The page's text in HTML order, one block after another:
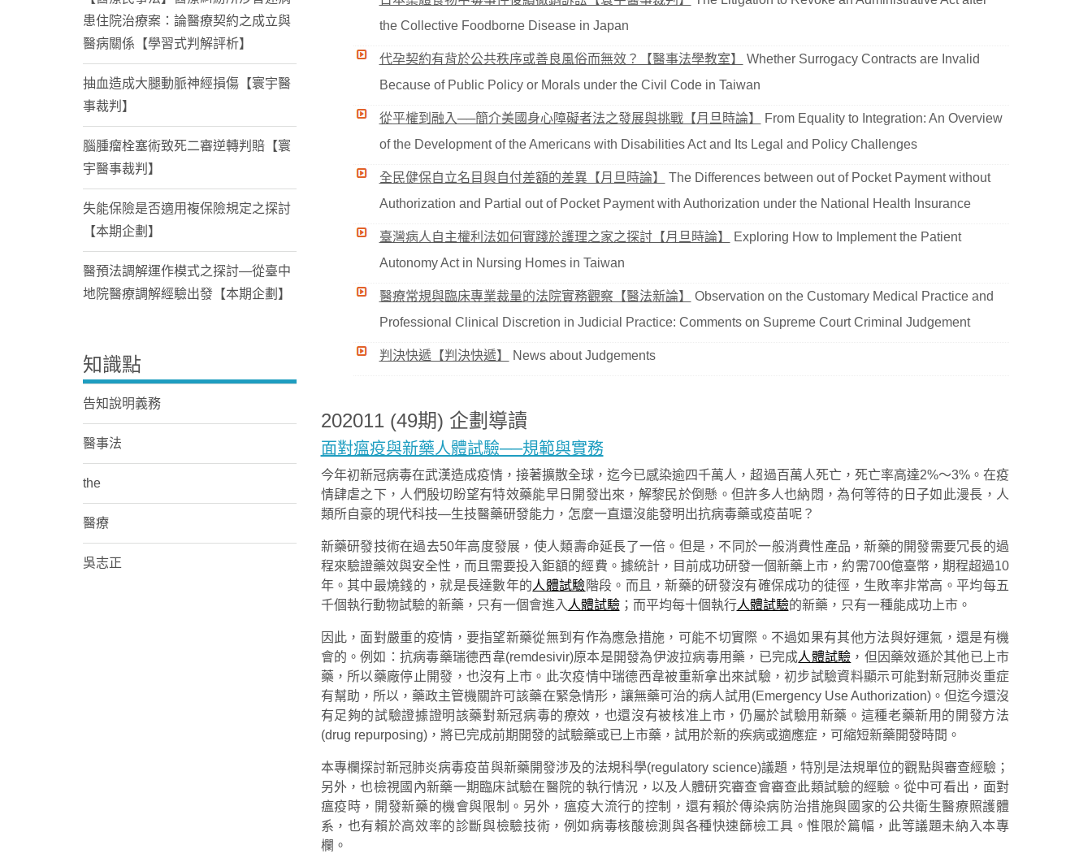
the Collective Foodborne Disease in Japan
代孕契約有背於公共秩序或善良風俗而無效？【醫事法學教室】
Whether Surrogacy Contracts are Invalid
Because of Public Policy or Morals under the Civil Code in Taiwan
從平權到融入──簡介美國身心障礙者法之發展與挑戰【月旦時論】
From Equality to Integration: An Overview
of the Development of the Americans with Disabilities Act and Its Legal and Policy Challenges
全民健保自立名目與自付差額的差異【月旦時論】
The Differences between out of Pocket Payment without
Authorization and Partial out of Pocket Payment with Authorization under the National Health Insurance
臺灣病人自主權利法如何實踐於護理之家之探討【月旦時論】
Exploring How to Implement the Patient
Autonomy Act in Nursing Homes in Taiwan
醫療常規與臨床專業裁量的法院實務觀察【醫法新論】
Observation on the Customary Medical Practice and
Professional Clinical Discretion in Judicial Practice: Comments on Supreme Court Criminal Judgement
判決快遞【判決快遞】 News about Judgements
202011 (49期) 企劃導讀
面對瘟疫與新藥人體試驗──規範與實務
今年初新冠病毒在武漢造成疫情，接著擴散全球，迄今已感染逾四千萬人，超過百萬人死亡，死亡率高達2%～3%。在疫
情肆虐之下，人們殷切盼望有特效藥能早日開發出來，解黎民於倒懸。但許多人也納悶，為何等待的日子如此漫長，人
類所自豪的現代科技—生技醫藥研發能力，怎麼一直還沒能發明出抗病毒藥或疫苗呢？
新藥研發技術在過去50年高度發展，使人類壽命延長了一倍。但是，不同於一般消費性產品，新藥的開發需要冗長的過
程來驗證藥效與安全性，而且需要投入鉅額的經費。據統計，目前成功研發一個新藥上市，約需700億臺幣，期程超過10
年。其中最燒錢的，就是長達數年的人體試驗 階段。而且，新藥的研發沒有確保成功的徒徑，生敗率非常高。平均每五
千個執行動物試驗的新藥，只有一個會進入 人體試驗；而平均每十個執行人體試驗的新藥，只有一種能成功上市。
因此，面對嚴重的疫情，要指望新藥從無到有作為應急措施，可能不切實際。不過如果有其他方法與好運氣，還是有機
會的。例如：抗病毒藥瑞德西韋(remdesivir)原本是開發為伊波拉病毒用藥，已完成人體試驗 ，但因藥效遜於其他已上市
藥，所以藥廠停止開發，也沒有上市。此次疫情中瑞德西韋被重新拿出來試驗，初步試驗資料顯示可能對新冠肺炎重症
有幫助，所以，藥政主管機關許可該藥在緊急情形，讓無藥可治的病人試用(Emergency Use Authorization)。但迄今還沒
有足夠的試驗證據證明該藥對新冠病毒的療效，也還沒有被核准上市，仍屬於試驗用新藥。這種老藥新用的開發方法
(drug repurposing)，將已完成前期開發的試驗藥或已上市藥，試用於新的疾病或適應症，可縮短新藥開發時間。
本專欄探討新冠肺炎病毒疫苗與新藥開發涉及的法規科學(regulatory science)議題，特別是法規單位的觀點與審查經驗；
另外，也檢視國內新藥一期臨床試驗在醫院的執行情況，以及人體研究審查會審查此類試驗的經驗。從中可看出，面對
瘟疫時，開發新藥的機會與限制。另外，瘟疫大流行的控制，還有賴於傳染病防治措施與國家的公共衛生醫療照護體
系，也有賴於高效率的診斷與檢驗技術，例如病毒核酸檢測與各種快速篩檢工具。惟限於篇幅，此等議題未納入本專
欄。
患住院治療案：論醫療契約之成立與
醫病關係【學習式判解評析】
抽血造成大腿動脈神經損傷【寰宇醫
事裁判】
腦腫瘤栓塞術致死二審逆轉判賠【寰
宇醫事裁判】
失能保險是否適用複保險規定之探討
【本期企劃】
醫預法調解運作模式之探討—從臺中
地院醫療調解經驗出發【本期企劃】
知識點
告知說明義務
醫事法
the
醫療
吳志正